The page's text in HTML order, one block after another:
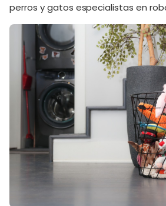
perros y gatos especialistas en